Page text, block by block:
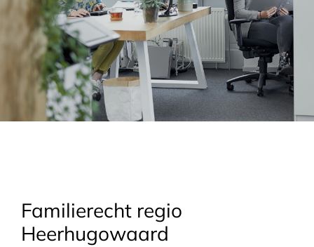
Familierecht regio
Heerhugowaard